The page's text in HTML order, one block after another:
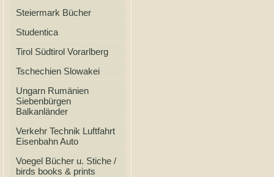
Steiermark Bücher
Studentica
Tirol Südtirol Vorarlberg
Tschechien Slowakei
Ungarn Rumänien
Siebenbürgen
Balkanländer
Verkehr Technik Luftfahrt
Eisenbahn Auto
Voegel Bücher u. Stiche /
birds books & prints